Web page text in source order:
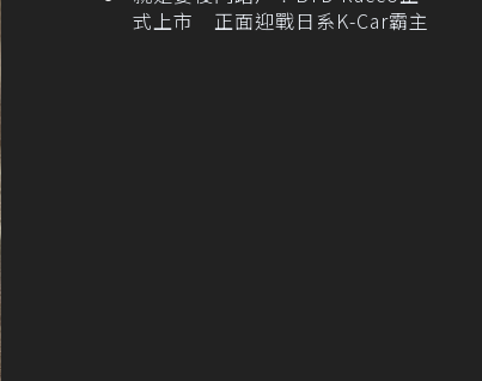
式上市 正面迎戰日系K-Car霸主